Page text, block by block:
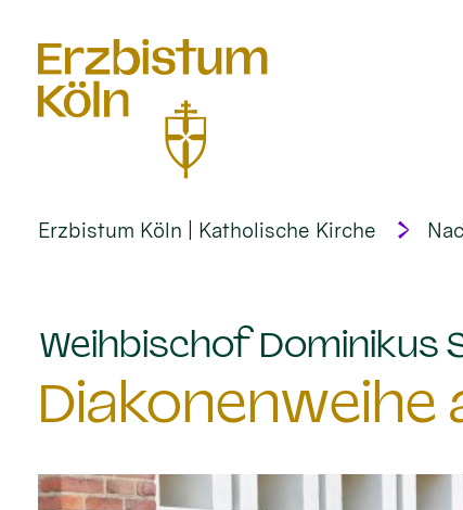
Erzbistum Köln | Katholische Kirche
Weihbischof Dominikus
Diakonenweihe